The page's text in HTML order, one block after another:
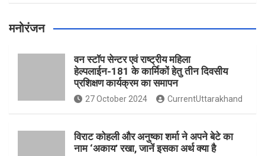
मनोरंजन
वन स्टॉप सेन्टर एवं राष्ट्रीय महिला
हेल्पलाईन-181 के कार्मिकों हेतु तीन दिवसीय
प्रशिक्षण कार्यक्रम का समापन
27 October 2024 CurrentUttarakhand
विराट कोहली और अनुष्का शर्मा ने अपने बेटे का
नाम ‘अकाय’ रखा, जानें इसका अर्थ क्‍या है